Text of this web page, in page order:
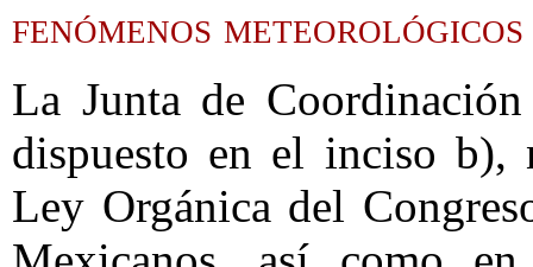
fenómenos meteorológicos
La Junta de
dispuesto en el inciso
Ley Orgánica del